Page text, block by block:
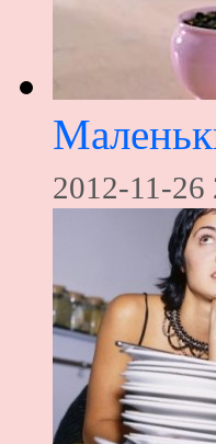
2012-11-26